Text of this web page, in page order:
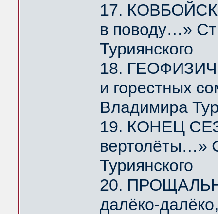
17.
в поводу…»
Туриянского
18.
и горестных
Владимира
19. КОНЕЦ
вертолёты…»
Туриянского
20.
далёко-